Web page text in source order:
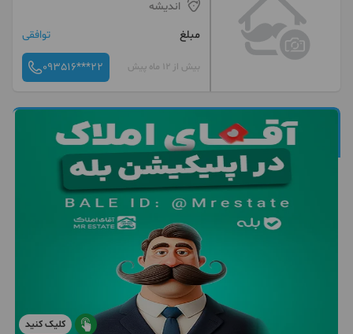
اندیشه
مبلغ
توافقی
بیش از 12 ماه پیش 093516***22
کلیک کنید